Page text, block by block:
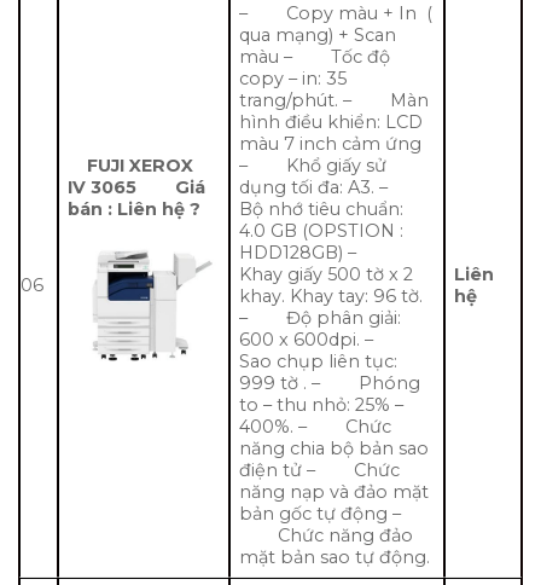
06
FUJI XEROX
IV 3065
Giá
bán : Liên hệ ?
– Copy màu + In (
qua mạng) + Scan
màu – Tốc độ
copy – in: 35
trang/phút. – Màn
hình điều khiển: LCD
màu 7 inch cảm ứng
– Khổ giấy sử
dụng tối đa: A3. –
Bộ nhớ tiêu chuẩn:
4.0 GB (OPSTION :
HDD128GB) –
Khay giấy 500 tờ x 2
khay. Khay tay: 96 tờ.
– Độ phân giải:
600 x 600dpi. –
Sao chụp liên tục:
999 tờ . – Phóng
to – thu nhỏ: 25% –
400%. – Chức
năng chia bộ bản sao
điện tử – Chức
năng nạp và đảo mặt
bản gốc tự động –
Chức năng đảo
mặt bản sao tự động.
Liên
hệ